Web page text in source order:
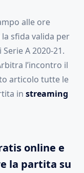
alle ore
sfida valida per
A 2020-21.
l’incontro il
articolo tutte le
in streaming
online e
la partita su